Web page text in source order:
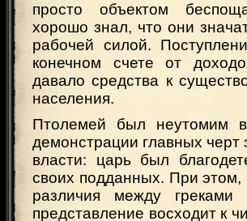
просто объектом
хорошо знал, что они
рабочей силой.
конечном счете от
давало средства к
населения.
Птолемей был неутомим
демонстрации главных черт
власти: царь был
своих подданных. При этом,
различия между
представление восходит к